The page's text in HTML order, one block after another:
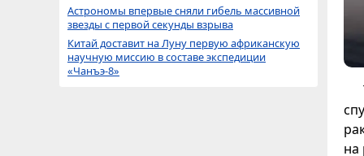
на
Астрономы впервые сняли гибель массивной
звезды с первой секунды взрыва
Китай доставит на Луну первую африканскую
научную миссию в составе экспедиции
«Чанъэ-8»